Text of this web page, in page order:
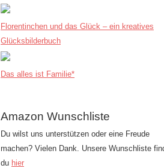
Florentinchen und das Glück – ein kreatives
Glücksbilderbuch
Das alles ist Familie*
Amazon Wunschliste
Du wilst uns unterstützen oder eine Freude
machen? Vielen Dank. Unsere Wunschliste
du hier